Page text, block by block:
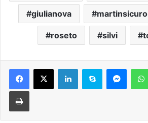
giulianova martinsicuro
roseto silvi